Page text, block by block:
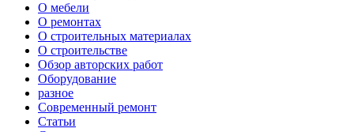
О мебели
О ремонтах
О строительных материалах
О строительстве
Обзор авторских работ
Оборудование
разное
Современный ремонт
Статьи